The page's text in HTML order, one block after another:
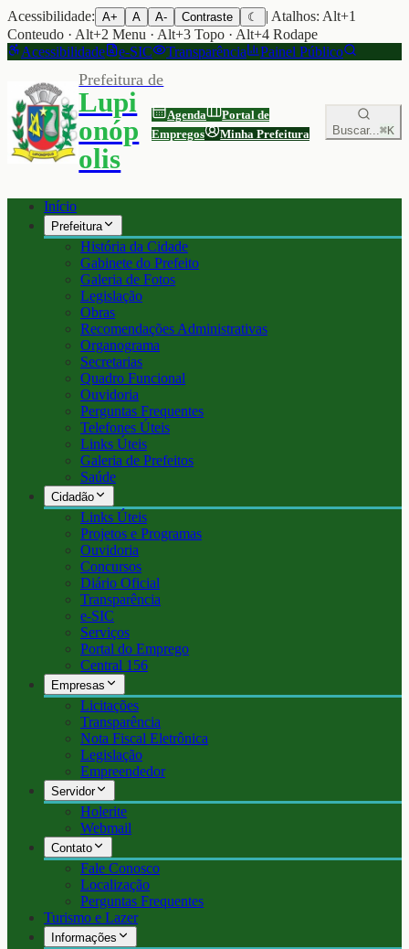
Acessibilidade: A+ A A- Contraste ☾
| Atalhos: Alt+1
Conteudo · Alt+2 Menu · Alt+3 Topo · Alt+4 Rodape
Acessibilidade
e-SIC Transparência Painel Público
Prefeitura de
Lupi
onóp
olis
Agenda
Portal de
Empregos
Minha Prefeitura Buscar...⌘K
Início
Prefeitura
História da Cidade
Gabinete do Prefeito
Galeria de Fotos
Legislação
Obras
Recomendações Administrativas
Organograma
Secretarias
Quadro Funcional
Ouvidoria
Perguntas Frequentes
Telefones Úteis
Links Úteis
Galeria de Prefeitos
Saúde
Cidadão
Links Úteis
Projetos e Programas
Ouvidoria
Concursos
Diário Oficial
Transparência
e-SIC
Serviços
Portal do Emprego
Central 156
Empresas
Licitações
Transparência
Nota Fiscal Eletrônica
Legislação
Empreendedor
Servidor
Holerite
Webmail
Contato
Fale Conosco
Localização
Perguntas Frequentes
Turismo e Lazer
Informações